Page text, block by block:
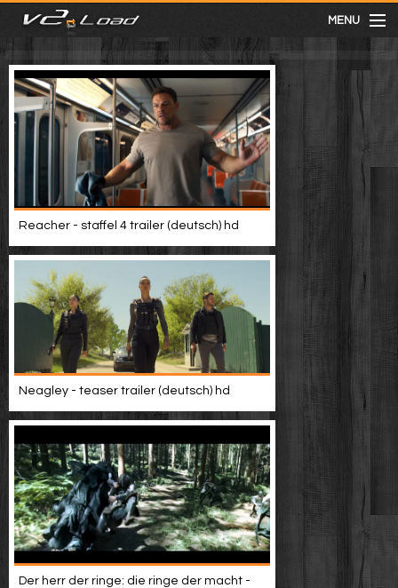
MENU
meist gesehen
neuste
kategorien
Menu
mit facebook anmelden
Informationen
Video suchen
Reacher - staffel 4 trailer (deutsch) hd
Neagley - teaser trailer (deutsch) hd
Der herr der ringe: die ringe der macht -